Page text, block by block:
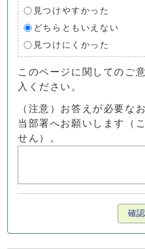
見つけやすかった
どちらともいえない
見つけにくかった
このページに関してのご
入ください。
（注意）お答えが必要な
当部署へお願いします（
せん）。
確認